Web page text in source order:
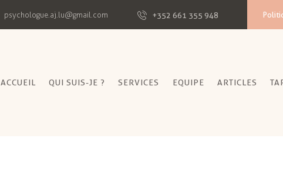
psychologue.aj.lu@gmail.com +352 661 355 948
ACCUEIL QUI SUIS-JE ? SERVICES EQUIPE ARTICLES